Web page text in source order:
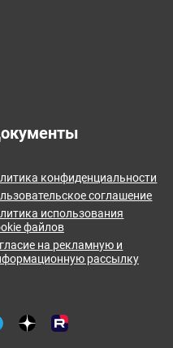
Цена от:
менеджеру для
заказа.
конфиденциальности
соглашение
использования
файлов
на рекламную и
рассылку